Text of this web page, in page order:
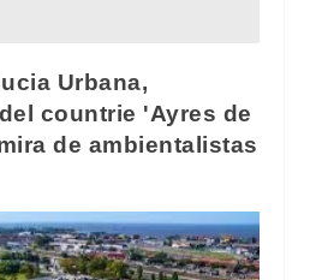
Urbana,
countrie 'Ayres de
de ambientalistas